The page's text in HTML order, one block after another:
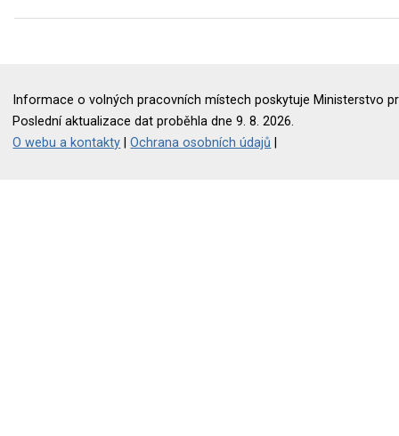
Informace o volných pracovních místech poskytuje Ministerstvo
Poslední aktualizace dat proběhla dne 9. 8. 2026.
O webu a kontakty |Ochrana osobních údajů